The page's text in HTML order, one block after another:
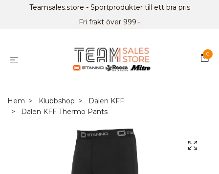
Teamsales.store - Sportprodukter till ett bra pris
Fri frakt över 999:-
0
Hem Klubbshop
Dalen KFF
Dalen KFF Thermo Pants